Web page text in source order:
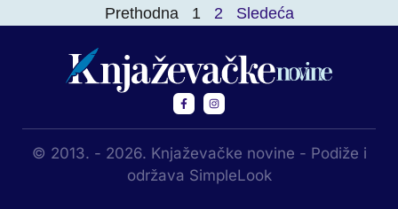
Prethodna 1 2 Sledeća
© 2013. - 2026. Knjaževačke novine - Podiže i
održava SimpleLook